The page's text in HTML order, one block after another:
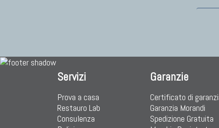
Servizi
Prova a casa
Restauro Lab
Consulenza
Garanzie
Certificato di
Garanzia Morandi
Spedizione Gratuita